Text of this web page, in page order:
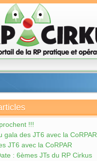
!!!
gala des JT6 avec la CoRPAR
JT6 avec la CoRPAR
: 6èmes JTs du RP Cirkus